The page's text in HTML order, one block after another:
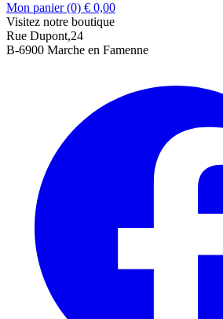
Mon panier (0) € 0,00
Visitez notre boutique
Rue Dupont,24
B-6900 Marche en Famenne